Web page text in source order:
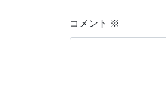
コメント ※